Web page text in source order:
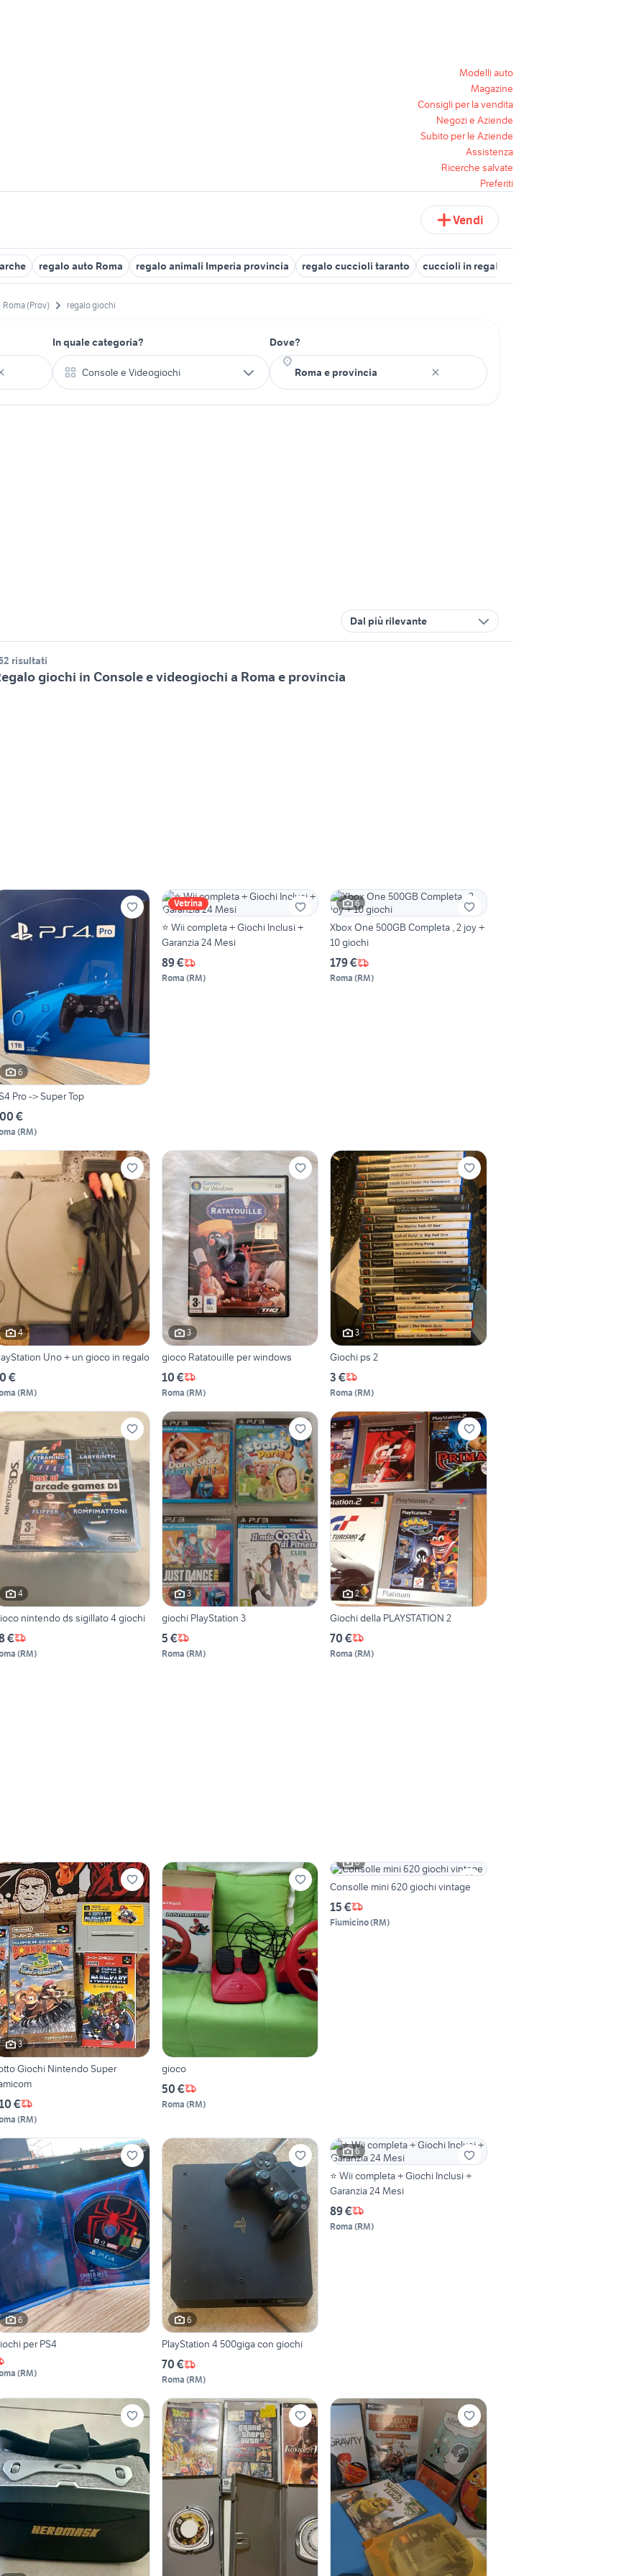
Modelli auto
Magazine
Consigli per la vendita
Negozi e Aziende
Subito per le Aziende
Assistenza
Ricerche salvate
Preferiti
Vendi
regalo auto Roma regalo animali Imperia provincia regalo cuccioli taranto cuccioli in regalo termoli
Roma (Prov) regalo giochi
In quale categoria?
Console e Videogiochi
Dove?
Dal più rilevante
risultati
giochi in Console e videogiochi a Roma e provincia
6
Pro -> Super Top
€
(RM)
Vetrina
⭐ Wii completa + Giochi Inclusi +
Garanzia 24 Mesi
89 €
Roma (RM)
6
Xbox One 500GB Completa , 2 joy +
10 giochi
179 €
Roma (RM)
4
Uno + un gioco in regalo
€
(RM)
3
gioco Ratatouille per windows
10 €
Roma (RM)
3
Giochi ps 2
3 €
Roma (RM)
4
nintendo ds sigillato 4 giochi
€
(RM)
3
giochi PlayStation 3
5 €
Roma (RM)
2
Giochi della PLAYSTATION 2
70 €
Roma (RM)
3
Giochi Nintendo Super
€
(RM)
gioco
50 €
Roma (RM)
6
Consolle mini 620 giochi vintage
15 €
Fiumicino(RM)
6
per PS4
(RM)
6
PlayStation 4 500giga con giochi
70 €
Roma (RM)
6
⭐ Wii completa + Giochi Inclusi +
Garanzia 24 Mesi
89 €
Roma (RM)